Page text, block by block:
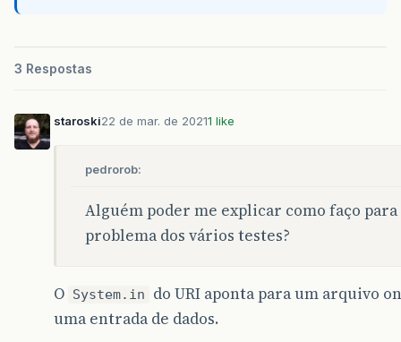
3 Respostas
staroski22 de mar. de 20211 like
pedrorob:
Alguém poder me explicar como faço
problema dos vários testes?
O System.in
do URI aponta para um arquivo
uma entrada de dados.